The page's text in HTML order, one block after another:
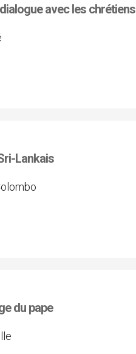
avec les chrétiens
Lankais
du pape